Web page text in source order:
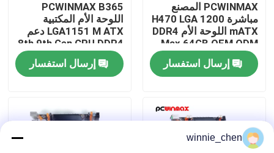
اتصل بنا
اطلب اقتباس
بطاقات الجرافيك للألعاب
بطاقة الجرافيك التعدين
PCWINMAX المصنع
مباشرة H470 LGA 1200
mATX اللوحة الأم DDR4
Max 64GB OEM ODM
دعم 10th 11th Gen
CPU بالجملة
إرسال استفسار
PCWINMAX B365
اللوحة الأم المكتبية
LGA1151 M ATX دعم
8th 9th Gen CPU DDR4
حتى 64GB M.2 USB 3.0
اللوحة الرئيسية OEM
Wholesale
إرسال استفسار
winnie_chen